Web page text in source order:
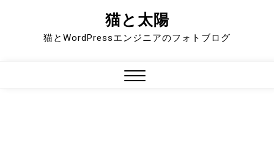
猫と太陽
猫とWordPressエンジニアのフォトブログ